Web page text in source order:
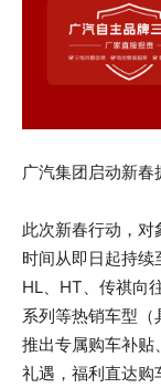
广汽集团启动新春
此次新春行动，对
时间从即日起持
HL、HT、传祺向
系列等热销车型（
推出专属购车补贴
礼遇，福利直达购